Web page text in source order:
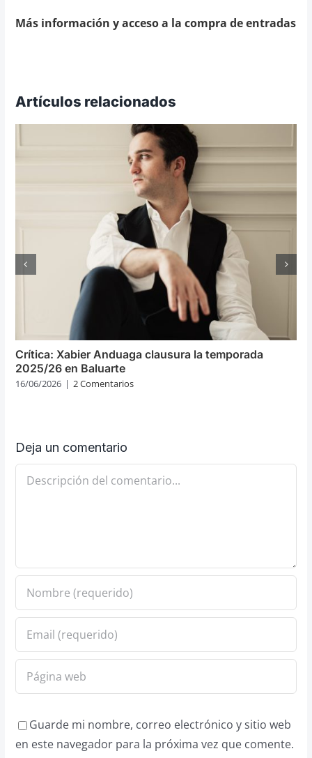
Más información y acceso a la compra de entradas
Artículos relacionados
Crítica: Xabier Anduaga clausura la temporada
2025/26 en Baluarte
16/06/2026 | 2 Comentarios
Deja un comentario
Comentario
Guarde mi nombre, correo electrónico y sitio web
en este navegador para la próxima vez que comente.